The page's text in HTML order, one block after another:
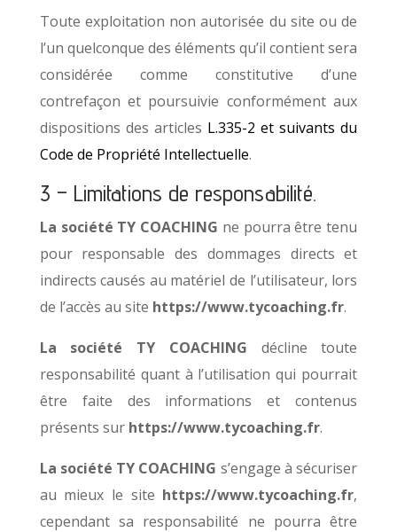
Toute exploitation non autorisée du site ou de
l’un quelconque des éléments qu’il contient sera
considérée comme constitutive d’une
contrefaçon et poursuivie conformément aux
dispositions des articles L.335-2 et suivants du
Code de Propriété Intellectuelle.
3 – Limitations de responsabilité.
La société TY COACHING ne pourra être tenu
pour responsable des dommages directs et
indirects causés au matériel de l’utilisateur, lors
de l’accès au site https://www.tycoaching.fr.
La société TY COACHING
décline toute
responsabilité quant à l’utilisation qui pourrait
être faite des informations et contenus
présents sur https://www.tycoaching.fr.
La société TY COACHING s’engage à sécuriser
au mieux le site https://www.tycoaching.fr,
cependant sa responsabilité ne pourra être